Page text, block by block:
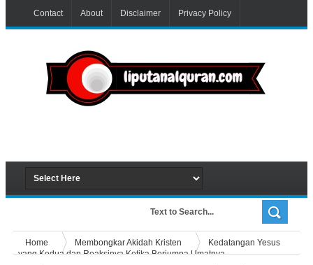
Contact About Disclaimer Privacy Policy
Home Membongkar Akidah Kristen
Kedatangan Yesus
yang Kedua dan Reaksinya Ketika Berjumpa Umatnya